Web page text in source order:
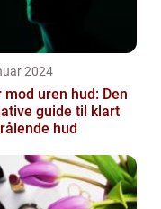
2024
mod uren hud: Den
guide til klart
hud